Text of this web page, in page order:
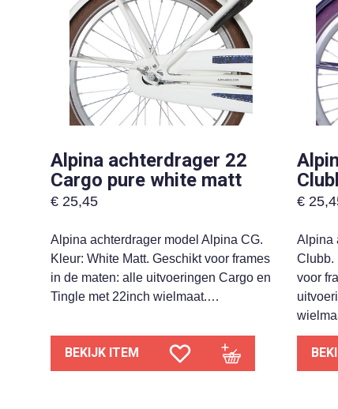
Alpina achterdrager 22
Cargo pure white matt
€ 25,45
Alpina achterdrager model Alpina CG.
Kleur: White Matt. Geschikt voor frames
in de maten: alle uitvoeringen Cargo en
Tingle met 22inch wielmaat.…
BEKIJK ITEM
€
Alpina
Clubb.
voor